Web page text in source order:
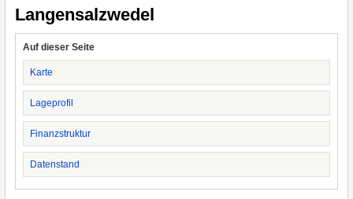
Langensalzwedel
Auf dieser Seite
Karte
Lageprofil
Finanzstruktur
Datenstand